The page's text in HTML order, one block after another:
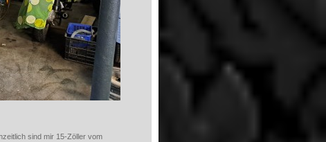
sind mir 15-Zöller vom